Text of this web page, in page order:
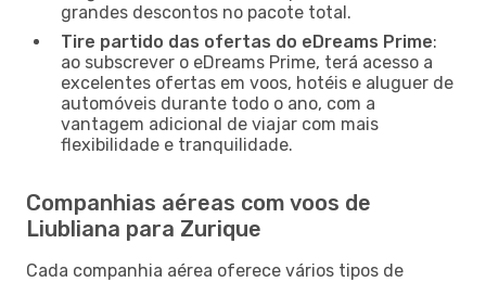
grandes descontos no pacote total.
Tire partido das ofertas do eDreams Prime:
ao subscrever o eDreams Prime, terá acesso a
excelentes ofertas em voos, hotéis e aluguer de
automóveis durante todo o ano, com a
vantagem adicional de viajar com mais
flexibilidade e tranquilidade.
Companhias aéreas com voos de
Liubliana para Zurique
Cada companhia aérea oferece vários tipos de